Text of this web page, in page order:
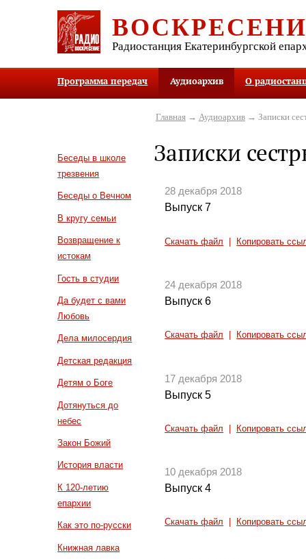
Радиостанция Екатеринбургской
Программа передач Аудиоархив О
Беседы в школе
трезвения
Беседы о Вечном
В кругу семьи
Возвращение к
истокам
Гость в студии
Да будет с вами
Любовь
Дела милосердия
Детская редакция
Детям о Боге
Дотянуться до
небес
Закон Божий
История власти
К 120-летию
епархии
Как это по-русски
Книжная лавка
Главная→ Аудиоархив→ Записки
Записки
28 декабря 2018
Выпуск 7
Скачать файл Копировать
24 декабря 2018
Выпуск 6
Скачать файл Копировать
17 декабря 2018
Выпуск 5
Скачать файл Копировать
10 декабря 2018
Выпуск 4
Скачать файл Копировать